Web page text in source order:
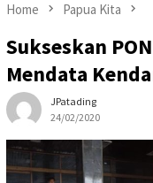
Home Papua Kita
Sukseskan
Mendata
JPatading
24/02/2020